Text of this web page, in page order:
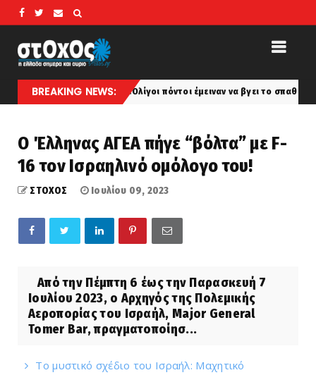
BREAKING NEWS:
«Ολίγοι πόντοι έμειναν να βγει το σπαθί από το
O Έλληνας ΑΓΕΑ πήγε “βόλτα” με F-
16 τον Ισραηλινό ομόλογο του!
ΣΤΟΧΟΣ Ιουλίου 09, 2023
Από την Πέμπτη 6 έως την Παρασκευή 7
Ιουλίου 2023, ο Αρχηγός της Πολεμικής
Αεροπορίας του Ισραήλ, Major General
Tomer Bar, πραγματοποίησ...
Το μυστικό σχέδιο του Ισραήλ: Μαχητικό